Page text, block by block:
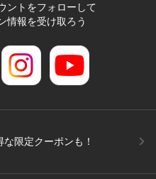
ントをフォローして
情報を受け取ろう
限定クーポンも！